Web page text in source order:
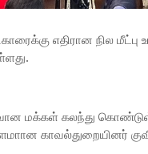
எதிரான நில
மக்கள் கலந்து கொண்டுள்ள
காவல்துறையினர்